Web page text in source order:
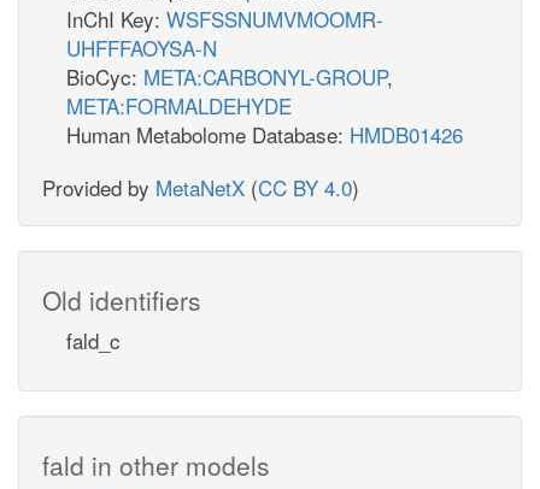
InChI Key: WSFSSNUMVMOOMR-
UHFFFAOYSA-N
BioCyc: META:CARBONYL-GROUP,
META:FORMALDEHYDE
Human Metabolome Database: HMDB01426
Provided by MetaNetX (CC BY 4.0)
Old identifiers
fald_c
fald in other models